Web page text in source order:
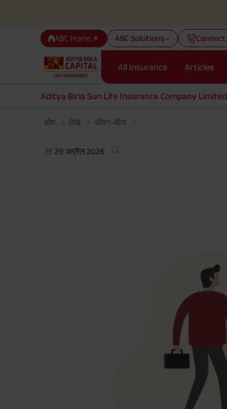
ABC Home ABC Solutions Connect
All Insurance Articles
Aditya Birla Sun Life Insurance Company Limited
होम लेख जीवन-बीमा
29 अप्रैल 2026